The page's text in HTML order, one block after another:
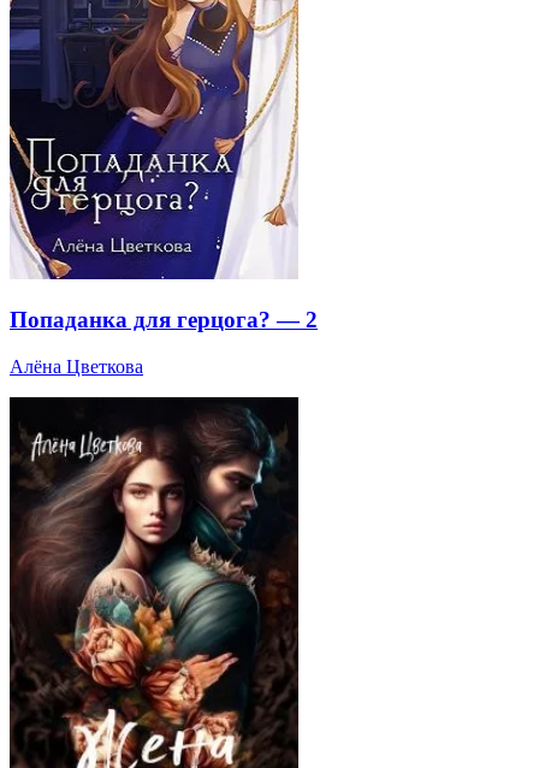
Попаданка для герцога? — 2
Алёна Цветкова